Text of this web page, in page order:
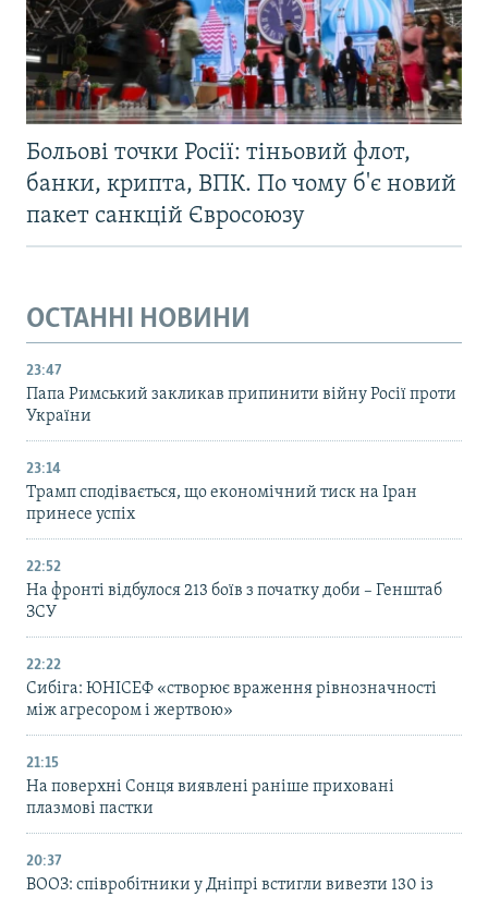
Больові точки Росії: тіньовий флот,
банки, крипта, ВПК. По чому б'є новий
пакет санкцій Євросоюзу
ОСТАННІ НОВИНИ
23:47
Папа Римський закликав припинити війну Росії проти
України
23:14
Трамп сподівається, що економічний тиск на Іран
принесе успіх
22:52
На фронті відбулося 213 боїв з початку доби – Генштаб
ЗСУ
22:22
Сибіга: ЮНІСЕФ «створює враження рівнозначності
між агресором і жертвою»
21:15
На поверхні Сонця виявлені раніше приховані
плазмові пастки
20:37
ВООЗ: співробітники у Дніпрі встигли вивезти 130 із